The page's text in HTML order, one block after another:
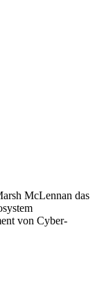
McLennan das
von Cyber-